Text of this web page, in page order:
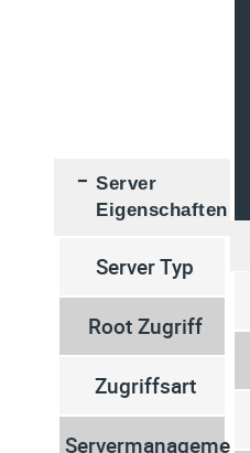
Server
Eigenschaften
Server Typ
Root Zugriff
Zugriffsart
Servermanagement